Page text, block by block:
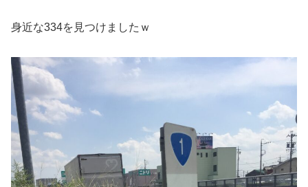
身近な334を見つけましたｗ